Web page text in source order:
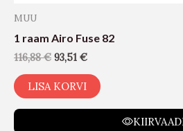
MUU
1 raam Airo Fuse 82
116,88€ 93,51 €
LISA KORVI